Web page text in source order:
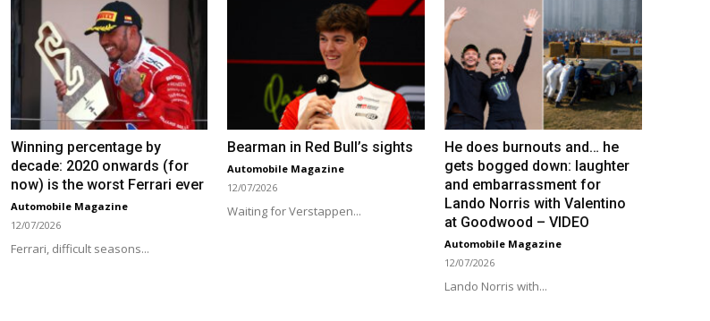
Winning percentage by
decade: 2020 onwards (for
now) is the worst Ferrari ever
Automobile Magazine
12/07/2026
Ferrari, difficult seasons...
Bearman in Red Bull’s sights
Automobile Magazine
12/07/2026
Waiting for Verstappen...
He does burnouts and… he
gets bogged down: laughter
and embarrassment for
Lando Norris with Valentino
at Goodwood – VIDEO
Automobile Magazine
12/07/2026
Lando Norris with...